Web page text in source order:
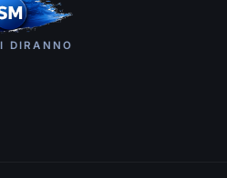
DIRANNO